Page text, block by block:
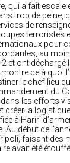
qui a fait escale
trop de peine,
de
terroristes
pour
au
et ont
ce à quoi
le chef-lieu
du
dans les efforts
créer la
à Hariri
début de
faisant des
avait été